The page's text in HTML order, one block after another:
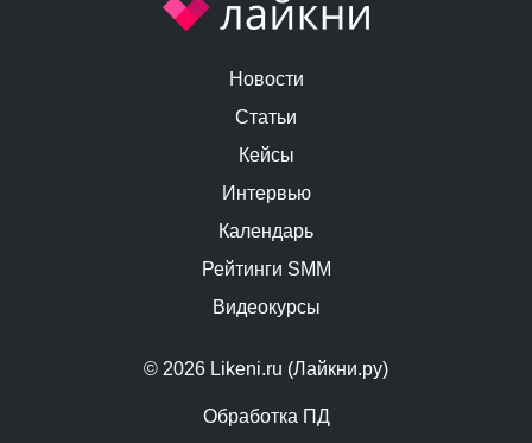
© 2026 Likeni.ru (Лайкни.ру)
Обработка ПД
Новости
Статьи
Кейсы
Интервью
Календарь
Рейтинги SMM
Видеокурсы